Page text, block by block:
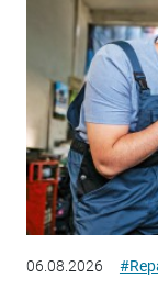
06.08.2026